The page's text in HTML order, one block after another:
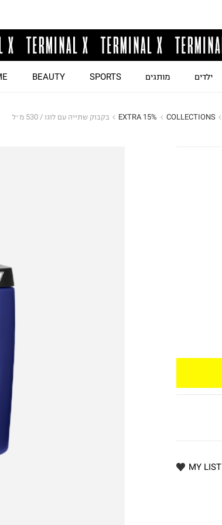
ילדים מותגים SPORTS
BEAUTY
COLLECTIONS
EXTRA 15% בקבוק שתייה עם לוגו / 530 מ״ל
MY LIST